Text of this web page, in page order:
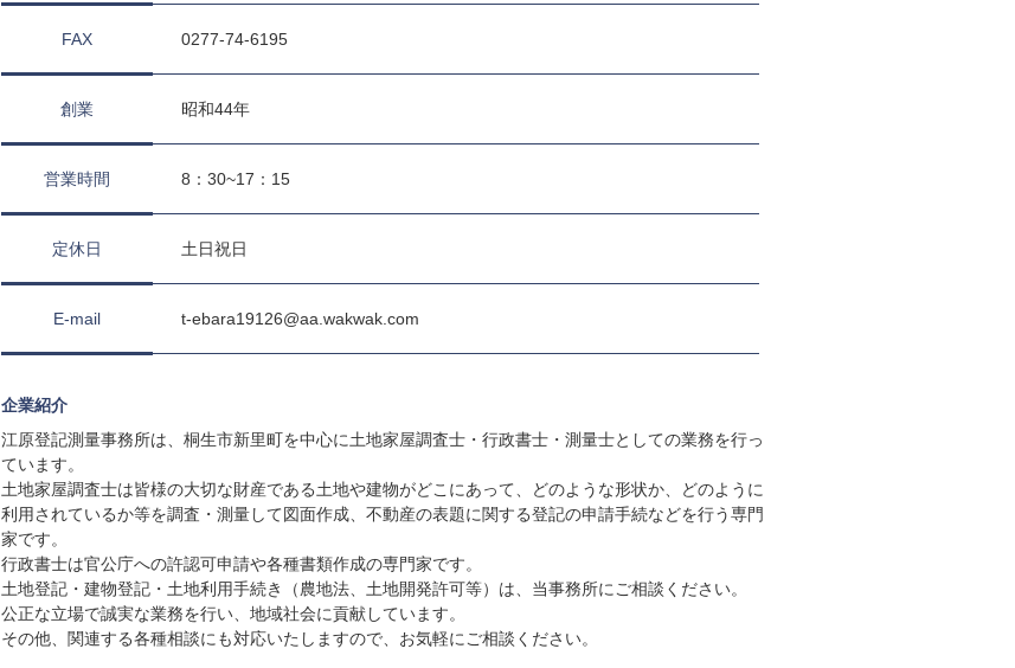
FAX 0277-74-6195
創業 昭和44年
営業時間 8：30~17：15
定休日 土日祝日
E-mail t-ebara19126@aa.wakwak.com
企業紹介
江原登記測量事務所は、桐生市新里町を中心に土地家屋調査士・行政書士・測量士としての業務を行っ
ています。
土地家屋調査士は皆様の大切な財産である土地や建物がどこにあって、どのような形状か、どのように
利用されているか等を調査・測量して図面作成、不動産の表題に関する登記の申請手続などを行う専門
家です。
行政書士は官公庁への許認可申請や各種書類作成の専門家です。
土地登記・建物登記・土地利用手続き（農地法、土地開発許可等）は、当事務所にご相談ください。
公正な立場で誠実な業務を行い、地域社会に貢献しています。
その他、関連する各種相談にも対応いたしますので、お気軽にご相談ください。